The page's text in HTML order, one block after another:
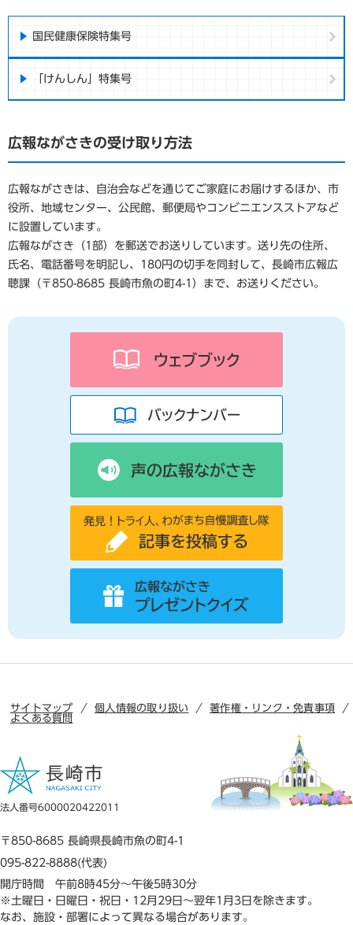
国民健康保険特集号
「けんしん」特集号
広報ながさきの受け取り方法
広報ながさきは、自治会などを通じてご家庭にお届けするほか、市
役所、地域センター、公民館、郵便局やコンビニエンスストアなど
に設置しています。
広報ながさき（1部）を郵送でお送りしています。送り先の住所、
氏名、電話番号を明記し、180円の切手を同封して、長崎市広報広
聴課（〒850-8685 長崎市魚の町4-1）まで、お送りください。
サイトマップ 個人情報の取り扱い
著作権・リンク・免責事項
よくある質問
法人番号6000020422011
〒850-8685 長崎県長崎市魚の町4-1
095-822-8888(代表)
開庁時間 午前8時45分～午後5時30分
※土曜日・日曜日・祝日・12月29日～翌年1月3日を除きます。
なお、施設・部署によって異なる場合があります。